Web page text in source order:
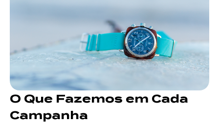
O Que Fazemos em Cada
Campanha